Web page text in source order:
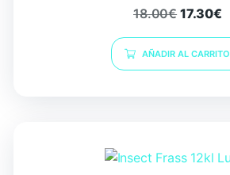
18.00€ 17.30€
AÑADIR AL CARRITO